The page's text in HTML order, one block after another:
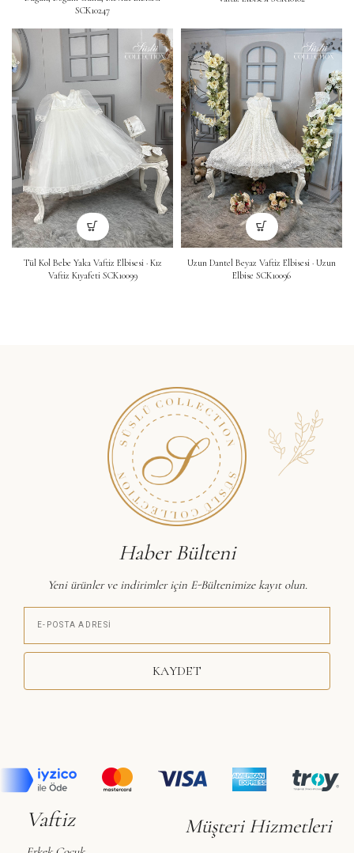
SCK10247
Tül Kol Bebe Yaka Vaftiz Elbisesi · Kız
Vaftiz Kıyafeti SCK10099
Uzun Dantel Beyaz Vaftiz Elbisesi · Uzun
Elbise SCK10096
Haber Bülteni
Yeni ürünler ve indirimler için E-Bültenimize kayıt olun.
KAYDET
Vaftiz Müşteri Hizmetleri